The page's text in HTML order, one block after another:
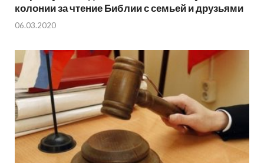
колонии за чтение Библии с семьей и друзьями
06.03.2020